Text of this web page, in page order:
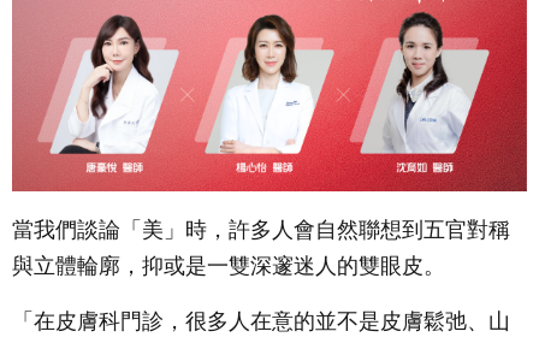
當我們談論「美」時，許多人會自然聯想到五官對稱
與立體輪廓，抑或是一雙深邃迷人的雙眼皮。
「在皮膚科門診，很多人在意的並不是皮膚鬆弛、山